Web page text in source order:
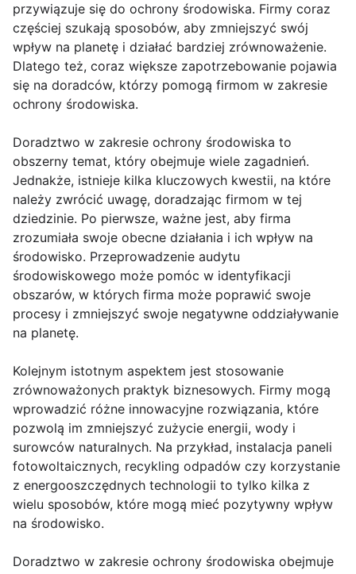
przywiązuje się do ochrony środowiska. Firmy coraz
częściej szukają sposobów, aby zmniejszyć swój
wpływ na planetę i działać bardziej zrównoważenie.
Dlatego też, coraz większe zapotrzebowanie pojawia
się na doradców, którzy pomogą firmom w zakresie
ochrony środowiska.
Doradztwo w zakresie ochrony środowiska to
obszerny temat, który obejmuje wiele zagadnień.
Jednakże, istnieje kilka kluczowych kwestii, na które
należy zwrócić uwagę, doradzając firmom w tej
dziedzinie. Po pierwsze, ważne jest, aby firma
zrozumiała swoje obecne działania i ich wpływ na
środowisko. Przeprowadzenie audytu
środowiskowego może pomóc w identyfikacji
obszarów, w których firma może poprawić swoje
procesy i zmniejszyć swoje negatywne oddziaływanie
na planetę.
Kolejnym istotnym aspektem jest stosowanie
zrównoważonych praktyk biznesowych. Firmy mogą
wprowadzić różne innowacyjne rozwiązania, które
pozwolą im zmniejszyć zużycie energii, wody i
surowców naturalnych. Na przykład, instalacja paneli
fotowoltaicznych, recykling odpadów czy korzystanie
z energooszczędnych technologii to tylko kilka z
wielu sposobów, które mogą mieć pozytywny wpływ
na środowisko.
Doradztwo w zakresie ochrony środowiska obejmuje